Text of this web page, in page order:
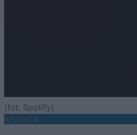
(fot. Spotify)
APLIKACJE